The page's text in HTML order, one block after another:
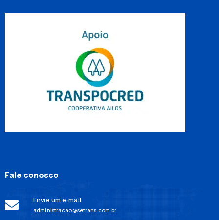
Fale conosco
Envie um e-mail
administracao@setrans.com.br